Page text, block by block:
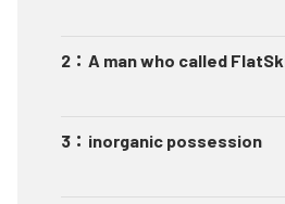
2 ： A man who called
3 ： inorganic possession